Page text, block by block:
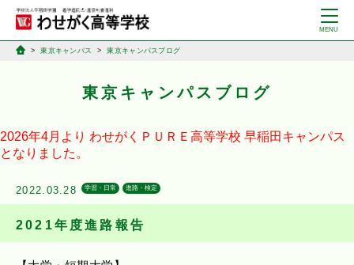
東京キャンパス 東京キャンパスブログ
東京キャンパスブログ
2026年4月より わせがくＰＵＲＥ高等学校 早稲田キャンパス
となりました。
2022.03.28 学習・日常 進路・検定
2021年度進路報告